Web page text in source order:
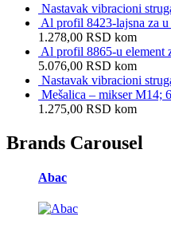
Nastavak vibracioni
Al profil 8423-lajsna za
1.278,00 RSD kom
Al profil 8865-u element
5.076,00 RSD kom
Nastavak vibracioni
Mešalica – mikser M14;
1.275,00 RSD kom
Brands Carousel
Abac